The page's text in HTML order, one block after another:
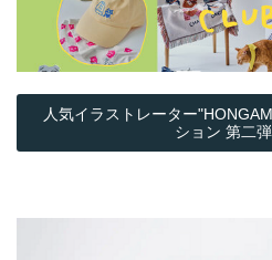
人気イラストレーター
ション 第二